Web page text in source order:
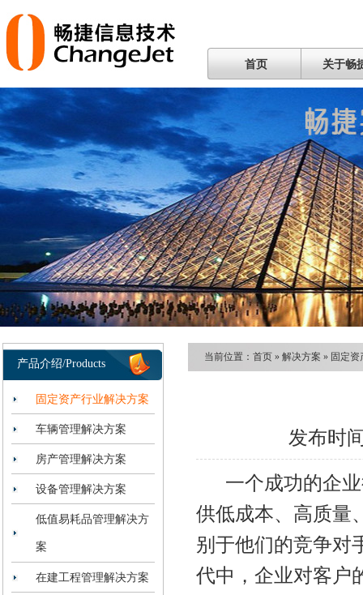
首页 关于畅
产品介绍/Products
固定资产行业解决方案
车辆管理解决方案
房产管理解决方案
设备管理解决方案
低值易耗品管理解决方
案
在建工程管理解决方案
当前位置： 首页 » 解决方案 » 固定
发布时
一个成功的企业
供低成本、高质量
别于他们的竞争对
代中，企业对客户